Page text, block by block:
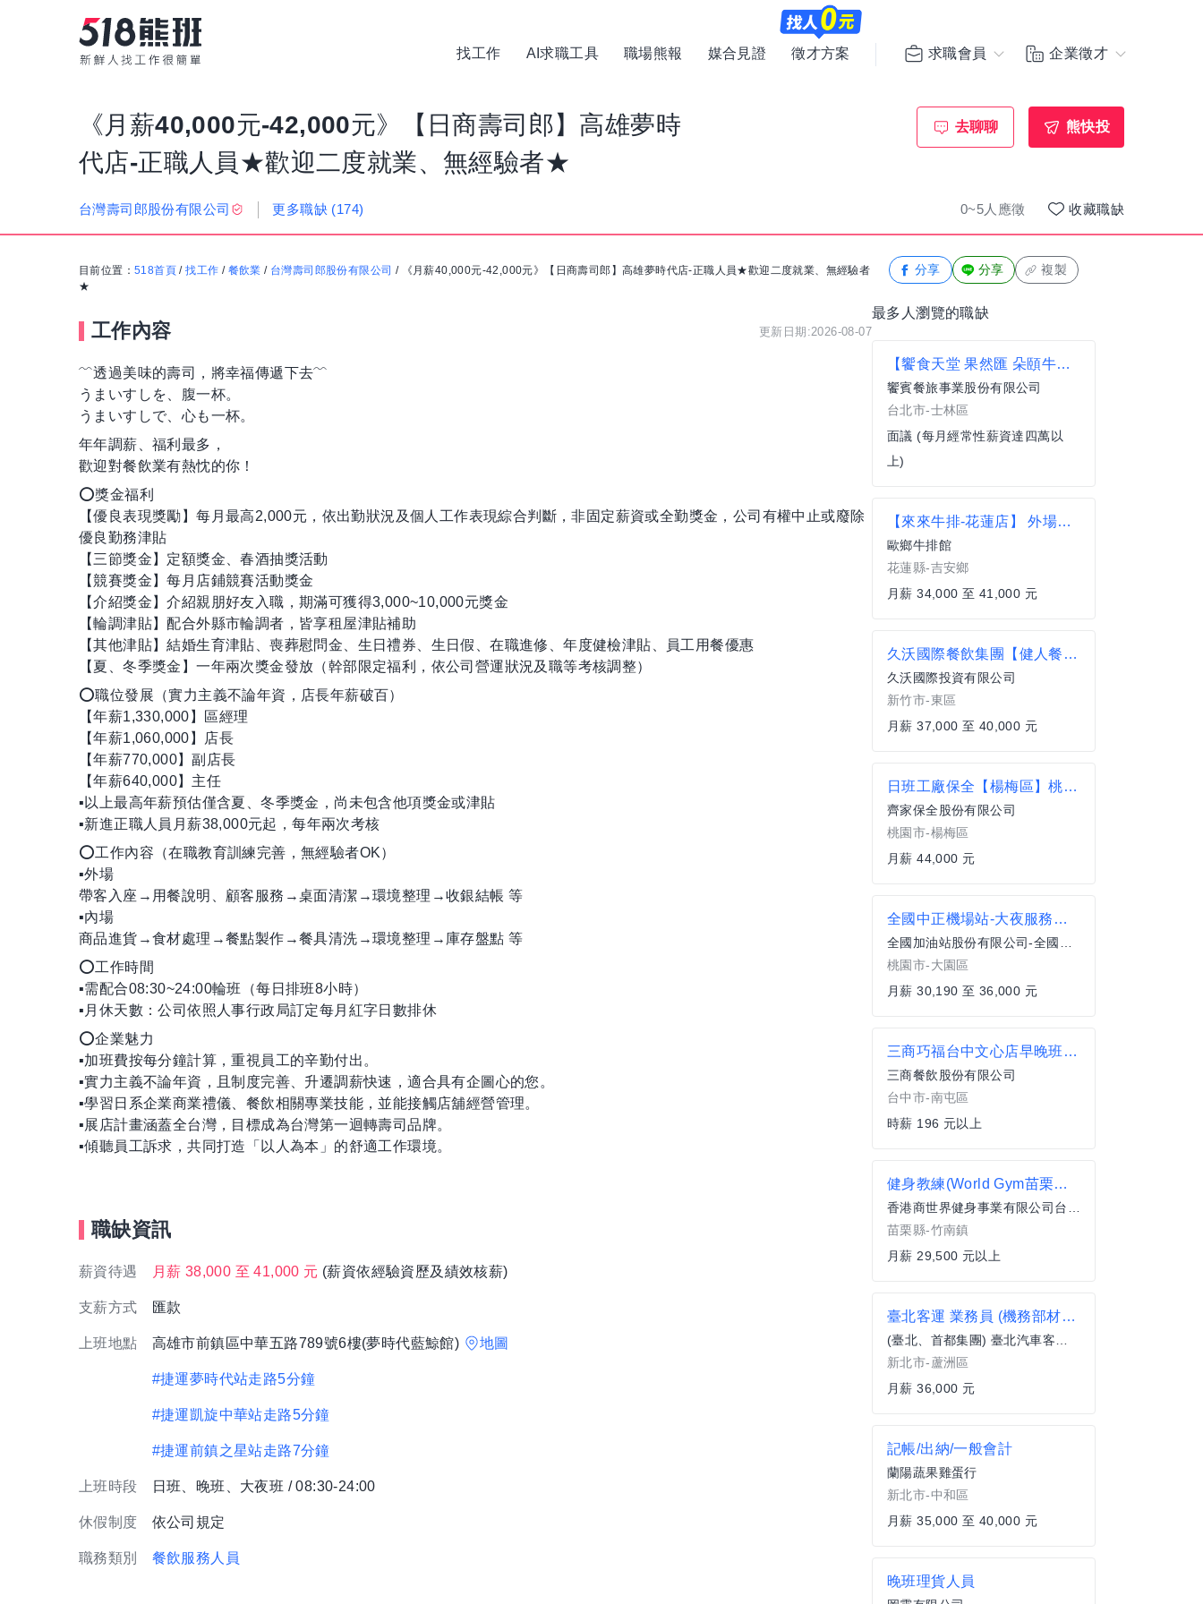
找工作 AI求職工具 職場熊報 媒合見證 徵才方案 求職會員 企業徵才
《月薪40,000元-42,000元》【日商壽司郎】高雄夢時
代店-正職人員★歡迎二度就業、無經驗者★
去聊聊 熊快投
台灣壽司郎股份有限公司 更多職缺 (174) 0~5人應徵 收藏職缺
目前位置： 518首頁 /找工作 / 餐飲業 / 台灣壽司郎股份有限公司 /
《月薪40,000元-42,000元》【日商壽司郎】高雄夢時代店-正職人員★歡迎二度就業、無經驗者
★
工作內容 更新日期:2026-08-07
﹌透過美味的壽司，將幸福傳遞下去﹌
うまいすしを、腹一杯。
うまいすしで、心も一杯。
年年調薪、福利最多，
歡迎對餐飲業有熱忱的你！
⭕獎金福利
【優良表現獎勵】每月最高2,000元，依出勤狀況及個人工作表現綜合判斷，非固定薪資或全勤獎金，公司有權中止或廢除
優良勤務津貼
【三節獎金】定額獎金、春酒抽獎活動
【競賽獎金】每月店鋪競賽活動獎金
【介紹獎金】介紹親朋好友入職，期滿可獲得3,000~10,000元獎金
【輪調津貼】配合外縣市輪調者，皆享租屋津貼補助
【其他津貼】結婚生育津貼、喪葬慰問金、生日禮券、生日假、在職進修、年度健檢津貼、員工用餐優惠
【夏、冬季獎金】一年兩次獎金發放（幹部限定福利，依公司營運狀況及職等考核調整）
⭕職位發展（實力主義不論年資，店長年薪破百）
【年薪1,330,000】區經理
【年薪1,060,000】店長
【年薪770,000】副店長
【年薪640,000】主任
▪以上最高年薪預估僅含夏、冬季獎金，尚未包含他項獎金或津貼
▪新進正職人員月薪38,000元起，每年兩次考核
⭕工作內容（在職教育訓練完善，無經驗者OK）
▪外場
帶客入座→用餐說明、顧客服務→桌面清潔→環境整理→收銀結帳 等
▪內場
商品進貨→食材處理→餐點製作→餐具清洗→環境整理→庫存盤點 等
⭕工作時間
▪需配合08:30~24:00輪班（每日排班8小時）
▪月休天數：公司依照人事行政局訂定每月紅字日數排休
⭕企業魅力
▪加班費按每分鐘計算，重視員工的辛勤付出。
▪實力主義不論年資，且制度完善、升遷調薪快速，適合具有企圖心的您。
▪學習日系企業商業禮儀、餐飲相關專業技能，並能接觸店舖經營管理。
▪展店計畫涵蓋全台灣，目標成為台灣第一迴轉壽司品牌。
▪傾聽員工訴求，共同打造「以人為本」的舒適工作環境。
職缺資訊
薪資待遇 月薪 38,000 至 41,000 元 (薪資依經驗資歷及績效核薪)
支薪方式 匯款
上班地點 高雄市前鎮區中華五路789號6樓(夢時代藍鯨館) 地圖
#捷運夢時代站走路5分鐘
#捷運凱旋中華站走路5分鐘
#捷運前鎮之星站走路7分鐘
上班時段 日班、晚班、大夜班 / 08:30-24:00
休假制度 依公司規定
職務類別 餐飲服務人員
分享 分享 複製
最多人瀏覽的職缺
【饗食天堂 果然匯 朵頤牛排】 中/西/日廚 廚師 薪資面議 歡迎相關經驗者來挑戰【士林區】
饗賓餐旅事業股份有限公司
台北市-士林區
面議 (每月經常性薪資達四萬以
上)
【來來牛排-花蓮店】 外場儲備幹部(領班、主任)
歐鄉牛排館
花蓮縣-吉安鄉
月薪 34,000 至 41,000 元
久沃國際餐飲集團【健人餐廚 竹科店】-正職外場人員
久沃國際投資有限公司
新竹市-東區
月薪 37,000 至 40,000 元
日班工廠保全【楊梅區】桃園齊家
齊家保全股份有限公司
桃園市-楊梅區
月薪 44,000 元
全國中正機場站-大夜服務人員
全國加油站股份有限公司-全國中壢加油站
桃園市-大園區
月薪 30,190 至 36,000 元
三商巧福台中文心店早晚班/假日班人員
三商餐飲股份有限公司
台中市-南屯區
時薪 196 元以上
健身教練(World Gym苗栗竹南店)
香港商世界健身事業有限公司台灣分公司
苗栗縣-竹南鎮
月薪 29,500 元以上
臺北客運 業務員 (機務部材料員)
(臺北、首都集團) 臺北汽車客運股份有限公司
新北市-蘆洲區
月薪 36,000 元
記帳/出納/一般會計
蘭陽蔬果雞蛋行
新北市-中和區
月薪 35,000 至 40,000 元
晚班理貨人員